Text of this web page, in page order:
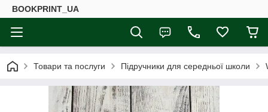
BOOKPRINT_UA
Товари та послуги Підручники для середньої школи